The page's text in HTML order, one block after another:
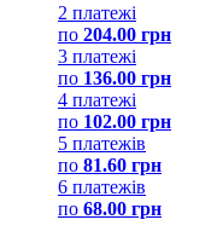
2 платежі
по 204.00 грн
3 платежі
по 136.00 грн
4 платежі
по 102.00 грн
5 платежів
по 81.60 грн
6 платежів
по 68.00 грн